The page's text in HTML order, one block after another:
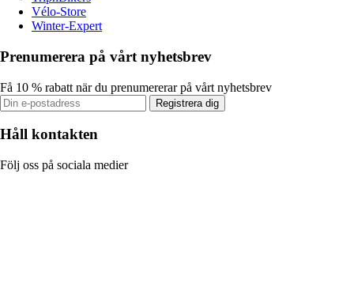
Vélo-Store
Winter-Expert
Prenumerera på vårt nyhetsbrev
Få 10 % rabatt när du prenumererar på vårt nyhetsbrev
Registrera dig
Håll kontakten
Följ oss på sociala medier